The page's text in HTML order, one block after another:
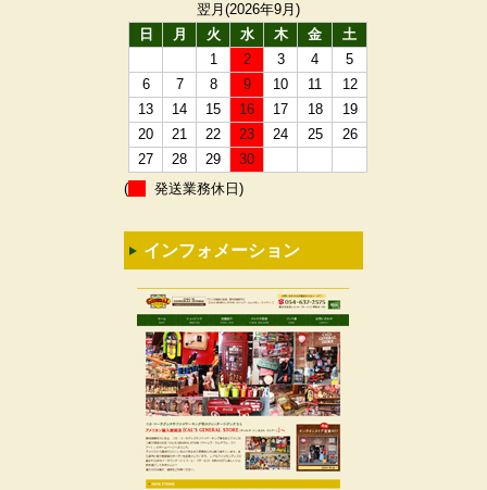
翌月(2026年9月)
日
月 火 水 木 金
土
1
2 3 4
5
6
7 8 9 10 11
12
13
14 15 16 17 18
19
20
21 22 23 24 25
26
27
28 29
30
(
発送業務休日)
インフォメーション